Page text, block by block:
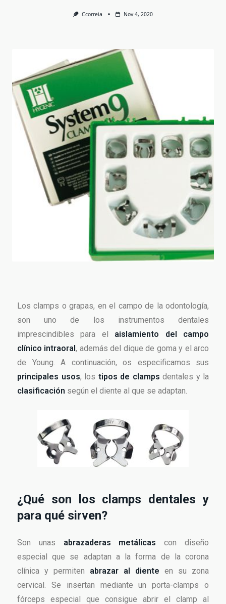
Ccorreia Nov 4, 2020
Los clamps o grapas, en el campo de la odontología,
son uno de los instrumentos dentales
imprescindibles para el aislamiento del campo
clínico intraoral, además del dique de goma y el arco
de Young. A continuación, os especificamos sus
principales usos, los tipos de clamps dentales y la
clasificación según el diente al que se adaptan.
¿Qué son los clamps dentales y
para qué sirven?
Son unas abrazaderas metálicas con diseño
especial que se adaptan a la forma de la corona
clínica y permiten abrazar al diente en su zona
cervical. Se insertan mediante un porta-clamps o
fórceps especial que consigue abrir el clamp al